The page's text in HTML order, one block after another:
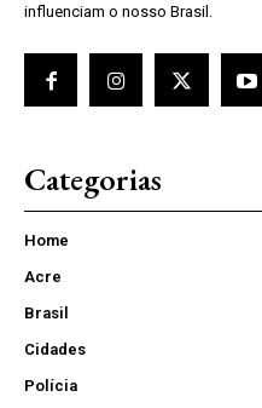
influenciam o nosso Brasil.
Categorias
Home
Acre
Brasil
Cidades
Polícia